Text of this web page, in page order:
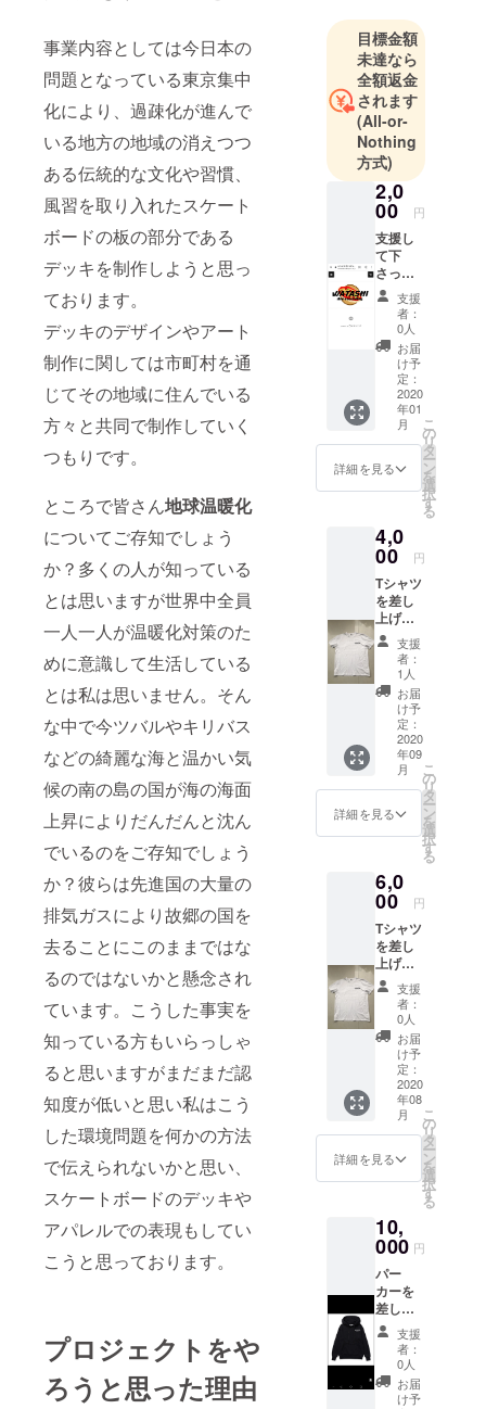
事業内容としては今日本の
問題となっている東京集中
化により、過疎化が進んで
いる地方の地域の消えつつ
ある伝統的な文化や習慣、
風習を取り入れたスケート
ボードの板の部分である
デッキを制作しようと思っ
ております。
デッキのデザインやアート
制作に関しては市町村を通
じてその地域に住んでいる
方々と共同で制作していく
つもりです。
ところで皆さん地球温暖化
についてご存知でしょう
か？多くの人が知っている
とは思いますが世界中全員
一人一人が温暖化対策のた
めに意識して生活している
とは私は思いません。そん
な中で今ツバルやキリバス
などの綺麗な海と温かい気
候の南の島の国が海の海面
上昇によりだんだんと沈ん
でいるのをご存知でしょう
か？彼らは先進国の大量の
排気ガスにより故郷の国を
去ることにこのままではな
るのではないかと懸念され
ています。こうした事実を
知っている方もいらっしゃ
ると思いますがまだまだ認
知度が低いと思い私はこう
した環境問題を何かの方法
で伝えられないかと思い、
スケートボードのデッキや
アパレルでの表現もしてい
こうと思っております。
プロジェクトをや
ろうと思った理由
目標金額
未達なら
全額返金
されます
(All-or-
Nothing
方式)
2,0
00 円
支援し
て下
さった
方々の
お名前
をホー
ムペー
ジに掲
載させ
て頂い
たきま
す。
支援
者：
0人
お届
け予
定：
2020
年01
月
詳細を見る
こ
の
リ
タ
ー
ン
を
選
択
す
る
4,0
00 円
Tシャツ
を差し
上げま
す。
「Tシャ
ツ」 XL
着丈 70
袖丈21
バスト
110 肩
幅43.5
2L 着丈
72 袖丈
22 バス
ト117
74 袖丈
23 バス
ト124
肩幅
50.5
支援
者：
1人
お届
け予
定：
2020
年09
月
詳細を見る
こ
の
リ
タ
ー
ン
を
選
択
す
る
6,0
00 円
Tシャツ
を差し
上げる
と共に
ホーム
ページ
にお名
前を掲
載させ
て頂い
たきま
す。
「Tシャ
ツ」 XL
着丈 70
110 肩
幅43.5
2L 着丈
72 袖丈
22 バス
ト117
肩幅50
3L 着丈
74 袖丈
23 バス
ト124
支援
者：
0人
お届
け予
定：
2020
年08
月
詳細を見る
こ
の
リ
タ
ー
ン
を
選
択
す
る
10,
000 円
パー
カーを
差し上
げます
と共に
HPにお
名前を
掲載さ
支援
者：
0人
お届
け予